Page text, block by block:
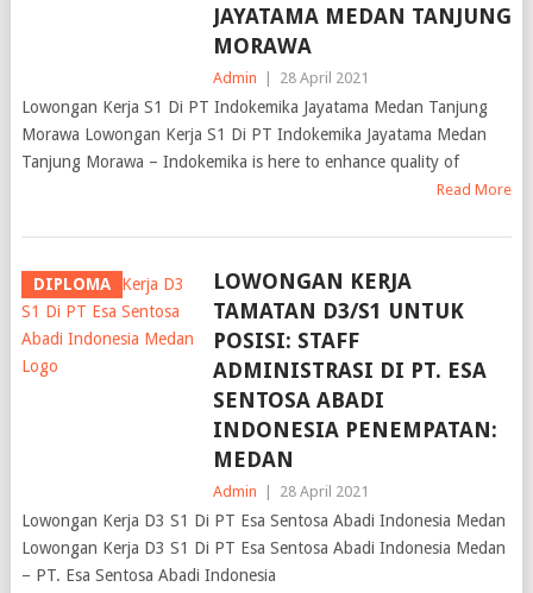
JAYATAMA MEDAN TANJUNG
MORAWA
Admin 28 April 2021
Lowongan Kerja S1 Di PT Indokemika Jayatama Medan Tanjung
Morawa Lowongan Kerja S1 Di PT Indokemika Jayatama Medan
Tanjung Morawa – Indokemika is here to enhance quality of
Read More
DIPLOMA
LOWONGAN KERJA
TAMATAN D3/S1 UNTUK
POSISI: STAFF
ADMINISTRASI DI PT. ESA
SENTOSA ABADI
INDONESIA PENEMPATAN:
MEDAN
Admin 28 April 2021
Lowongan Kerja D3 S1 Di PT Esa Sentosa Abadi Indonesia Medan
Lowongan Kerja D3 S1 Di PT Esa Sentosa Abadi Indonesia Medan
– PT. Esa Sentosa Abadi Indonesia